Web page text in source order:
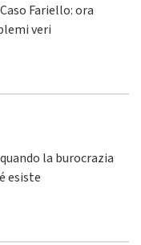
Fariello: ora
veri
la burocrazia
esiste